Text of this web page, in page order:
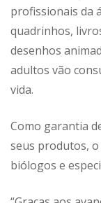
profissionais da
quadrinhos,
desenhos
adultos vão
vida.
Como garantia
seus produtos,
biólogos e